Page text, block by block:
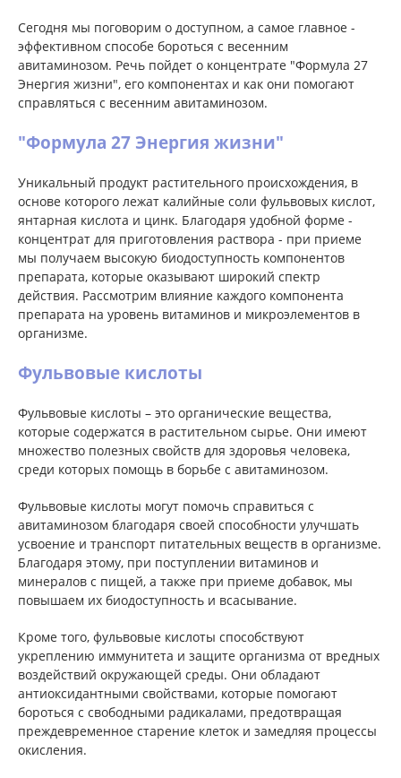
Сегодня мы поговорим о доступном, а самое главное -
эффективном способе бороться с весенним
авитаминозом. Речь пойдет о концентрате "Формула 27
Энергия жизни", его компонентах и как они помогают
справляться с весенним авитаминозом.
"Формула 27 Энергия жизни"
Уникальный продукт растительного происхождения, в
основе которого лежат калийные соли фульвовых кислот,
янтарная кислота и цинк. Благодаря удобной форме -
концентрат для приготовления раствора - при приеме
мы получаем высокую биодоступность компонентов
препарата, которые оказывают широкий спектр
действия. Рассмотрим влияние каждого компонента
препарата на уровень витаминов и микроэлементов в
организме.
Фульвовые кислоты
Фульвовые кислоты – это органические вещества,
которые содержатся в растительном сырье. Они имеют
множество полезных свойств для здоровья человека,
среди которых помощь в борьбе с авитаминозом.
Фульвовые кислоты могут помочь справиться с
авитаминозом благодаря своей способности улучшать
усвоение и транспорт питательных веществ в организме.
Благодаря этому, при поступлении витаминов и
минералов с пищей, а также при приеме добавок, мы
повышаем их биодоступность и всасывание.
Кроме того, фульвовые кислоты способствуют
укреплению иммунитета и защите организма от вредных
воздействий окружающей среды. Они обладают
антиоксидантными свойствами, которые помогают
бороться с свободными радикалами, предотвращая
преждевременное старение клеток и замедляя процессы
окисления.